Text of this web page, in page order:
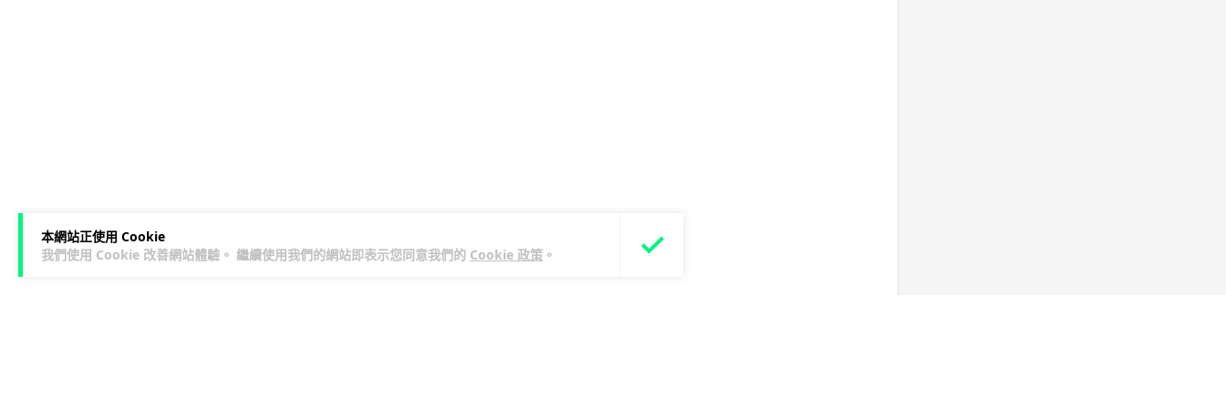
本網站正使用 Cookie
我們使用 Cookie 改善網站體驗。 繼續使用我們的網站即表示您同意我們的 Cookie 政策 。